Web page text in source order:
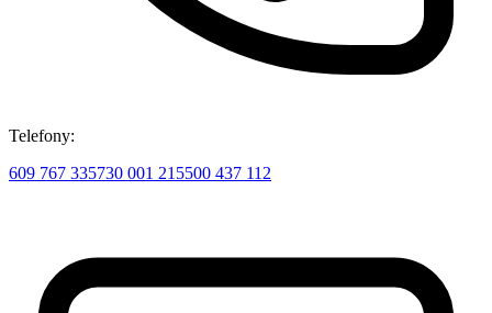
Telefony:
609 767 335730 001 215500 437 112